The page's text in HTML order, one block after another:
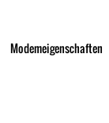
Modemeigenschaften